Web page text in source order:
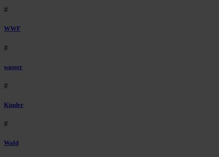
#
WWF
#
wasser
#
Kinder
#
Wald